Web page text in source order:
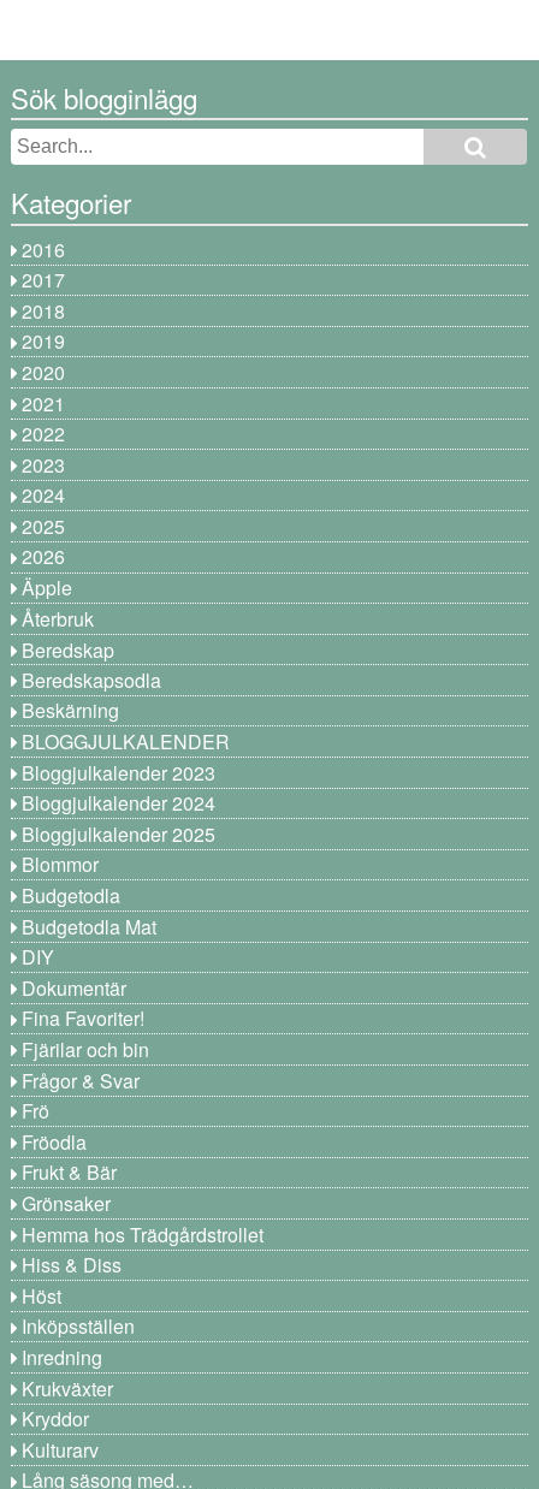
Sök blogginlägg
Kategorier
2016
2017
2018
2019
2020
2021
2022
2023
2024
2025
2026
Äpple
Återbruk
Beredskap
Beredskapsodla
Beskärning
BLOGGJULKALENDER
Bloggjulkalender 2023
Bloggjulkalender 2024
Bloggjulkalender 2025
Blommor
Budgetodla
Budgetodla Mat
DIY
Dokumentär
Fina Favoriter!
Fjärilar och bin
Frågor & Svar
Frö
Fröodla
Frukt & Bär
Grönsaker
Hemma hos Trädgårdstrollet
Hiss & Diss
Höst
Inköpsställen
Inredning
Krukväxter
Kryddor
Kulturarv
Lång säsong med…